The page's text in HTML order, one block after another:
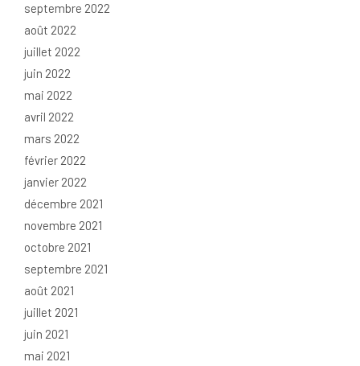
septembre 2022
août 2022
juillet 2022
juin 2022
mai 2022
avril 2022
mars 2022
février 2022
janvier 2022
décembre 2021
novembre 2021
octobre 2021
septembre 2021
août 2021
juillet 2021
juin 2021
mai 2021